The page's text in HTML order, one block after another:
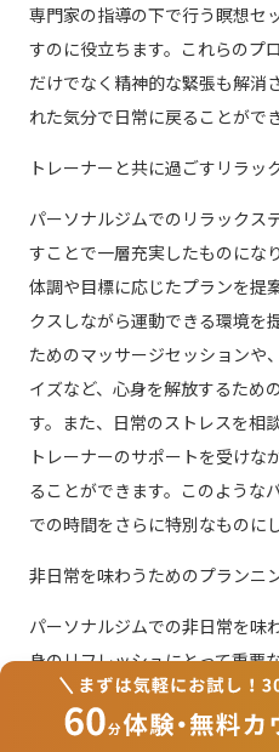
専門家の指導の下で行う瞑想セ
すのに役立ちます。これらのプ
だけでなく精神的な緊張も解消
れた気分で日常に戻ることができ
トレーナーと共に過ごすリラッ
パーソナルジムでのリラックス
すことで一層充実したものにな
体調や目標に応じたプランを提
クスしながら運動できる環境を
ためのマッサージセッションや
イズなど、心身を解放するため
す。また、日常のストレスを相
トレーナーのサポートを受けな
ることができます。このような
での時間をさらに特別なものに
非日常を味わうためのプランニ
パーソナルジムでの非日常を味
身のリフレッシュにとって重要
レーナーと共に目標を設定し、
ーニングプランを作成します。